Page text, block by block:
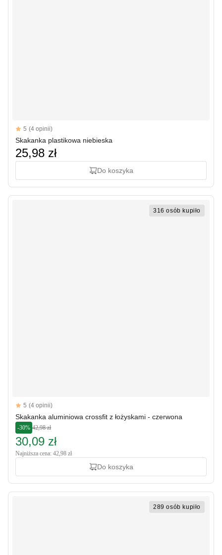
Reviews
5 out of 5 stars
5 (4 opinii)
Skakanka plastikowa niebieska
25,98 zł
Do koszyka
316 osób kupiło
Reviews
5 out of 5 stars
5 (4 opinii)
Skakanka aluminiowa crossfit z łożyskami - czerwona
-30% 42,98 zł
30,09 zł
Najniższa cena: 42,98 zł
Do koszyka
289 osób kupiło